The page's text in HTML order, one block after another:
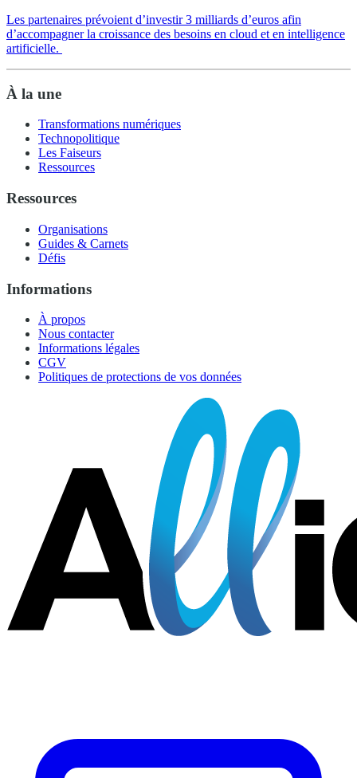
Les partenaires prévoient d’investir 3 milliards d’euros afin
d’accompagner la croissance des besoins en cloud et en intelligence
artificielle.
À la une
Transformations numériques
Technopolitique
Les Faiseurs
Ressources
Ressources
Organisations
Guides & Carnets
Défis
Informations
À propos
Nous contacter
Informations légales
CGV
Politiques de protections de vos données